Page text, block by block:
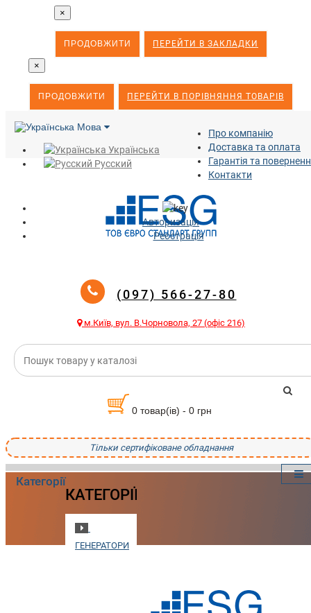
×
ПРОДОВЖИТИ ПЕРЕЙТИ В ЗАКЛАДКИ
×
ПРОДОВЖИТИ ПЕРЕЙТИ В ПОРІВНЯННЯ ТОВАРІВ
Мова
Українська
Русский
Про компанію
Доставка та оплата
Гарантія та
Контакти
Авторизація
Реєстрація
(097) 566-27-80
м.Київ, вул. В.Чорновола, 27 (офіс 216)
0 товар(ів) - 0 грн
Тільки сертифіковане обладнання
Категорії
КАТЕГОРІЇ
ГЕНЕРАТОРИ